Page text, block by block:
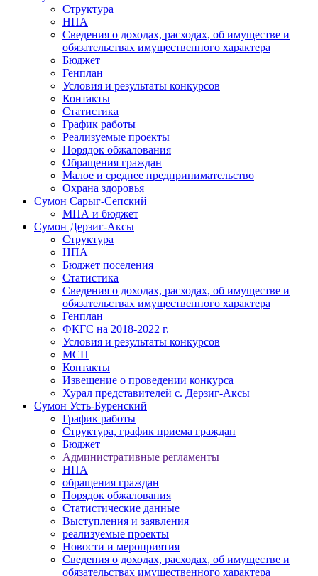
Структура
НПА
Сведения о доходах, расходах, об имуществе и
обязательствах имущественного характера
Бюджет
Генплан
Условия и результаты конкурсов
Контакты
Статистика
График работы
Реализуемые проекты
Порядок обжалования
Обращения граждан
Малое и среднее предпринимательство
Охрана здоровья
Сумон Сарыг-Сепский
МПА и бюджет
Сумон Дерзиг-Аксы
Структура
НПА
Бюджет поселения
Статистика
Сведения о доходах, расходах, об имуществе и
обязательствах имущественного характера
Генплан
ФКГС на 2018-2022 г.
Условия и результаты конкурсов
МСП
Контакты
Извещение о проведении конкурса
Хурал представителей с. Дерзиг-Аксы
Сумон Усть-Буренский
График работы
Структура, график приема граждан
Бюджет
Административные регламенты
НПА
обращения граждан
Порядок обжалования
Статистические данные
Выступления и заявления
реализуемые проекты
Новости и мероприятия
Сведения о доходах, расходах, об имуществе и
обязательствах имущественного характера